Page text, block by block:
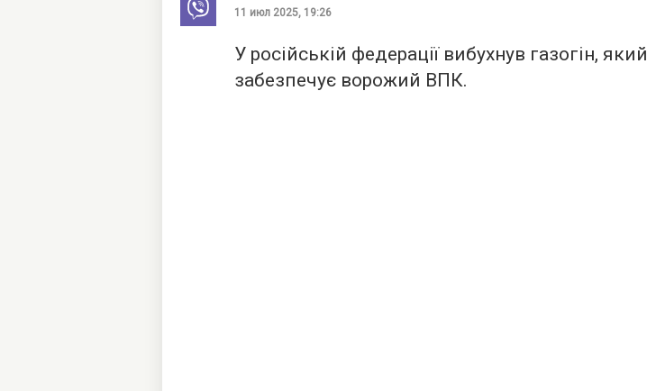
11 июл 2025, 19:26
У російській федерації вибухнув газогін, який
забезпечує ворожий ВПК.